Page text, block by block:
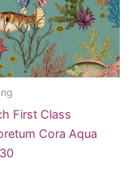
First Class
Cora Aqua